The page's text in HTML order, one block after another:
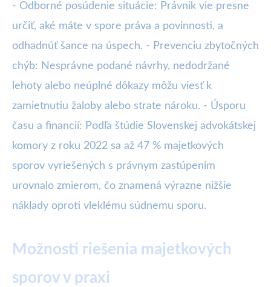
- Odborné posúdenie situácie: Právnik vie presne
určiť, aké máte v spore práva a povinnosti, a
odhadnúť šance na úspech. - Prevenciu zbytočných
chýb: Nesprávne podané návrhy, nedodržané
lehoty alebo neúplné dôkazy môžu viesť k
zamietnutiu žaloby alebo strate nároku. - Úsporu
času a financií: Podľa štúdie Slovenskej advokátskej
komory z roku 2022 sa až 47 % majetkových
sporov vyriešených s právnym zastúpením
urovnalo zmierom, čo znamená výrazne nižšie
náklady oproti vleklému súdnemu sporu.
Možnosti riešenia majetkových
sporov v praxi